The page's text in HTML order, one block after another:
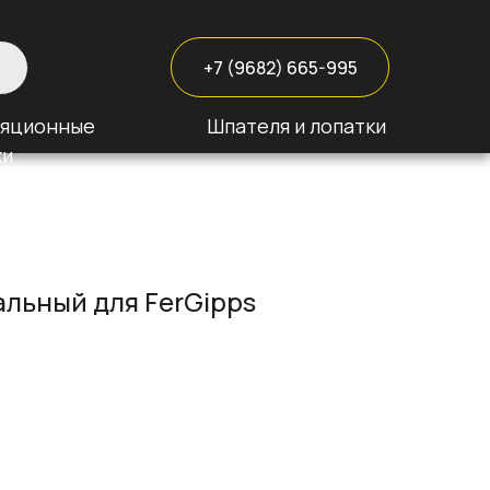
+7 (9682) 665-995
Шпателя и лопатки
для FerGipps